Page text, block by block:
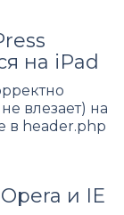
на iPad
влезает) на
в header.php
и IE